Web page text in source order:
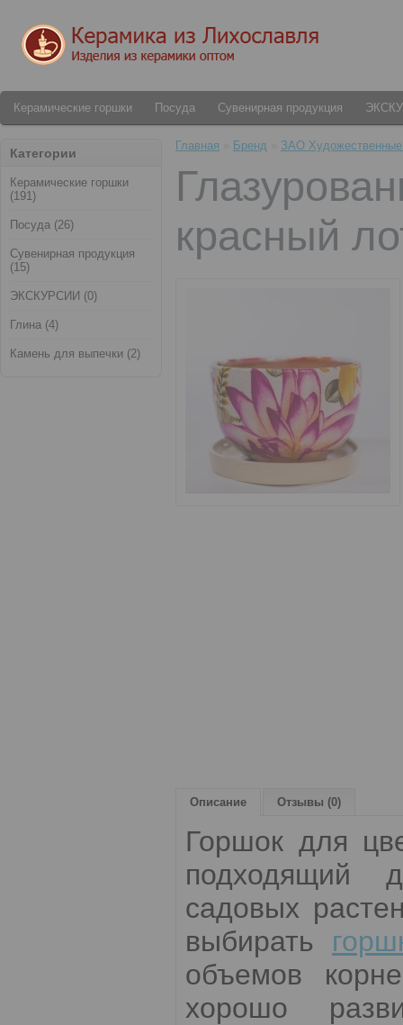
Керамические горшки Посуда Сувенирная продукция
Категории
Керамические горшки
(191)
Посуда (26)
Сувенирная продукция
(15)
ЭКСКУРСИИ (0)
Глина (4)
Камень для выпечки (2)
Главная Бренд ЗАО
красный
Описание Отзывы (0)
Горшок для
подходящий
садовых
выбирать
объемов
хорошо